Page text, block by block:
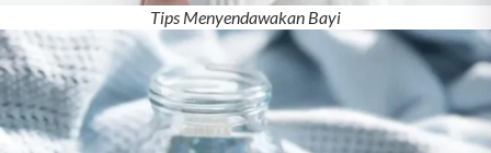
Tips Menyendawakan Bayi